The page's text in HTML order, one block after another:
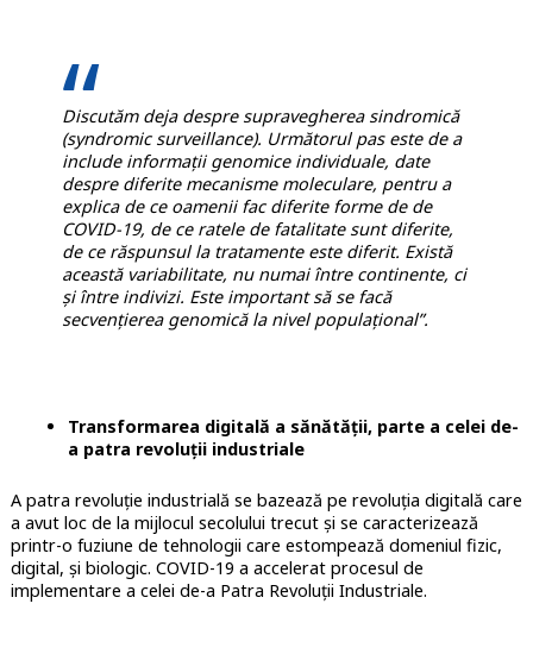
Discutăm deja despre supravegherea sindromică
(syndromic surveillance). Următorul pas este de a
include informații genomice individuale, date
despre diferite mecanisme moleculare, pentru a
explica de ce oamenii fac diferite forme de de
COVID-19, de ce ratele de fatalitate sunt diferite,
de ce răspunsul la tratamente este diferit. Există
această variabilitate, nu numai între continente, ci
și între indivizi. Este important să se facă
secvențierea genomică la nivel populațional”.
Transformarea digitală a sănătății, parte a celei de-
a patra revoluții industriale
A patra revoluție industrială se bazează pe revoluția digitală care
a avut loc de la mijlocul secolului trecut și se caracterizează
printr-o fuziune de tehnologii care estompează domeniul fizic,
digital, și biologic. COVID-19 a accelerat procesul de
implementare a celei de-a Patra Revoluții Industriale.